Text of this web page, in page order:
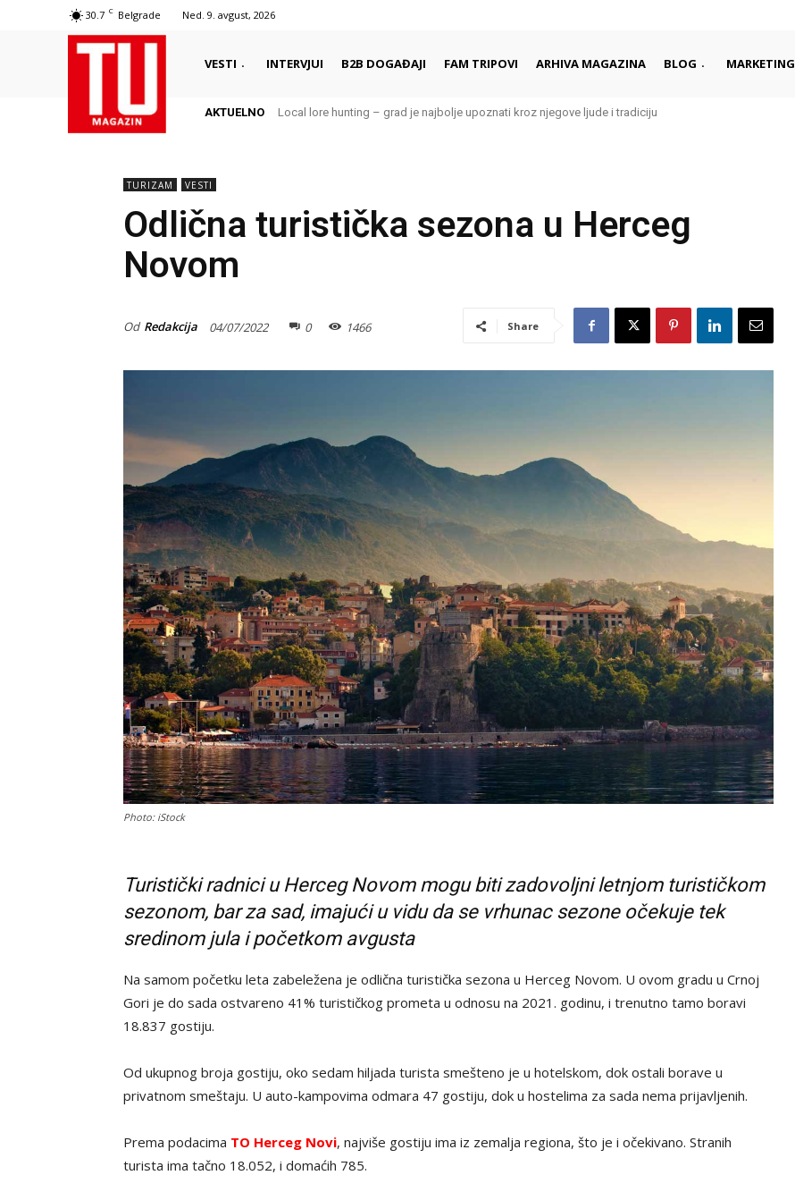
30.7 C Belgrade Ned. 9. avgust, 2026
VESTI INTERVJUI B2B DOGAĐAJI FAM TRIPOVI ARHIVA MAGAZINA BLOG MARKETING
AKTUELNO Local lore hunting – grad je najbolje upoznati kroz njegove ljude i tradiciju
TURIZAM VESTI
Odlična turistička sezona u Herceg
Novom
Od Redakcija 04/07/2022 0 1466 Share
Photo: iStock
Turistički radnici u Herceg Novom mogu biti zadovoljni letnjom turističkom
sezonom, bar za sad, imajući u vidu da se vrhunac sezone očekuje tek
sredinom jula i početkom avgusta
Na samom početku leta zabeležena je odlična turistička sezona u Herceg Novom. U ovom gradu u Crnoj
Gori je do sada ostvareno 41% turističkog prometa u odnosu na 2021. godinu, i trenutno tamo boravi
18.837 gostiju.
Od ukupnog broja gostiju, oko sedam hiljada turista smešteno je u hotelskom, dok ostali borave u
privatnom smeštaju. U auto-kampovima odmara 47 gostiju, dok u hostelima za sada nema prijavljenih.
Prema podacima TO Herceg Novi, najviše gostiju ima iz zemalja regiona, što je i očekivano. Stranih
turista ima tačno 18.052, i domaćih 785.